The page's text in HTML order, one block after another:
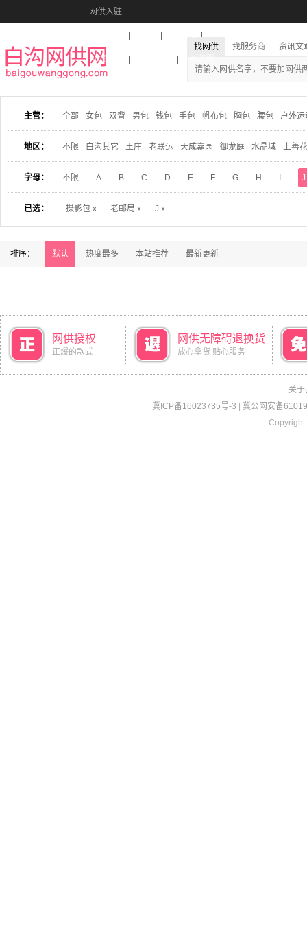
网供入驻
收藏本站
找网供 找服务商 资讯文
主营： 全部 女包 双背 男包 钱包 手包 帆布包 胸包 腰包 户外运
地区： 不限 白沟其它 王庄 老联运 天成嘉园 御龙庭 水晶域 上善
字母： 不限 A B C D E F G H J
已选： 摄影包 x 老邮局 x J x
排序： 默认 热度最多 本站推荐 最新更新
网供授权
正爆的款式
网供无障碍退换货
放心拿货 贴心服务
关于
冀ICP备16023735号-3
冀公网安备